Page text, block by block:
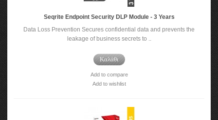
Seqrite Endpoint Security DLP Module - 3 Years
Data Loss Prevention Secures confidential data and prevents the
leakage of business secrets to ..
Καλάθι
Add to compare
Add to wishlist